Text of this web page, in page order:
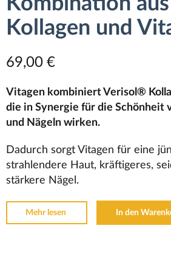
Kollagen und
69,00 €
Vitagen kombiniert Verisol®
die in Synergie für die Schönheit
und Nägeln wirken.
Dadurch sorgt Vitagen für eine
strahlendere Haut, kräftigeres,
stärkere Nägel.
Mehr lesen In den